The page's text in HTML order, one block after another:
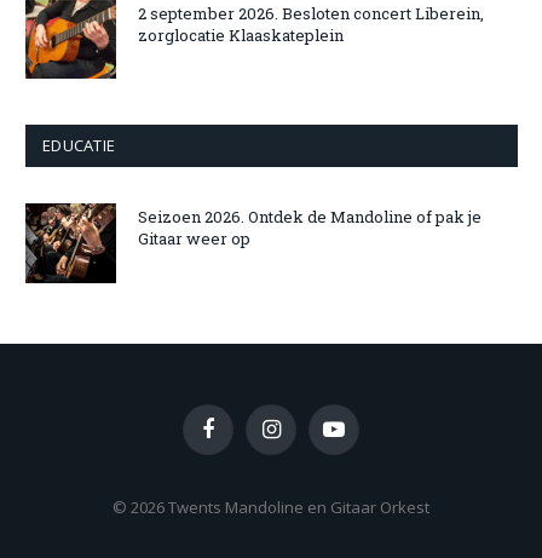
2 september 2026. Besloten concert Liberein,
zorglocatie Klaaskateplein
EDUCATIE
Seizoen 2026. Ontdek de Mandoline of pak je
Gitaar weer op
FacebookInstagramYouTube
© 2026 Twents Mandoline en Gitaar Orkest